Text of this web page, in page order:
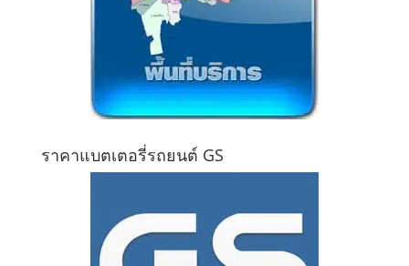
ราคาแบตเตอรี่รถยนต์ GS